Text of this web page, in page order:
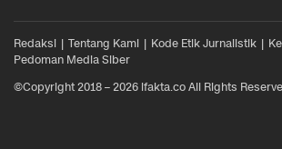
Redaksi Tentang Kami Kode Etik Jurnalistik
Pedoman Media Siber
©Copyright 2018 – 2026 ifakta.co All Rights